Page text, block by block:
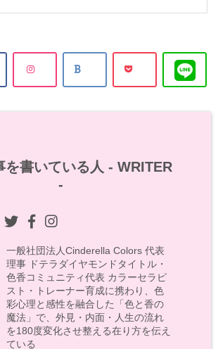
を書いている人 - WRITER
-
一般社団法人Cinderella Colors 代表
理事 ドテラダイヤモンドタイトル・
色香コミュニティ代表 カラーセラピ
スト・トレーナー育成に携わり、色
彩心理と感性を融合した「色と香の
魔法」で、外見・内面・人生の流れ
を180度変化させ整える在り方を伝え
ている